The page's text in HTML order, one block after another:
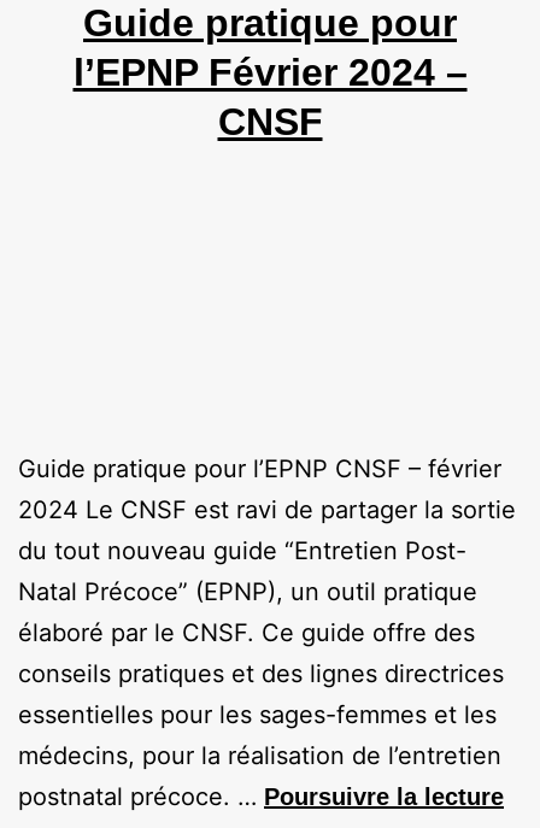
Guide pratique pour
l’EPNP Février 2024 –
CNSF
Guide pratique pour l’EPNP CNSF – février
2024 Le CNSF est ravi de partager la sortie
du tout nouveau guide “Entretien Post-
Natal Précoce” (EPNP), un outil pratique
élaboré par le CNSF. Ce guide offre des
conseils pratiques et des lignes directrices
essentielles pour les sages-femmes et les
médecins, pour la réalisation de l’entretien
postnatal précoce. … Poursuivre la lecture